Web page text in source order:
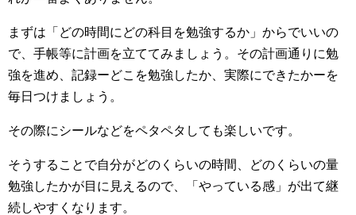
まずは「どの時間にどの科目を勉強するか」からでいいの
で、手帳等に計画を立ててみましょう。その計画通りに勉
強を進め、記録ーどこを勉強したか、実際にできたかーを
毎日つけましょう。
その際にシールなどをペタペタしても楽しいです。
そうすることで自分がどのくらいの時間、どのくらいの量
勉強したかが目に見えるので、「やっている感」が出て継
続しやすくなります。